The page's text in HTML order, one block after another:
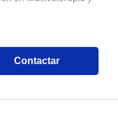
Contactar